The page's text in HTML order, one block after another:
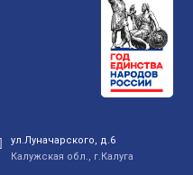
ул.Луначарского, д.6
Калужская обл., г.Калуга